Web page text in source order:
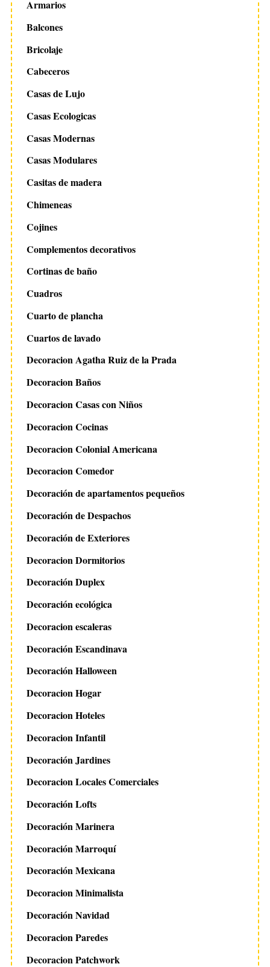
Armarios
Balcones
Bricolaje
Cabeceros
Casas de Lujo
Casas Ecologicas
Casas Modernas
Casas Modulares
Casitas de madera
Chimeneas
Cojines
Complementos decorativos
Cortinas de baño
Cuadros
Cuarto de plancha
Cuartos de lavado
Decoracion Agatha Ruiz de la Prada
Decoracion Baños
Decoracion Casas con Niños
Decoracion Cocinas
Decoracion Colonial Americana
Decoracion Comedor
Decoración de apartamentos pequeños
Decoración de Despachos
Decoración de Exteriores
Decoracion Dormitorios
Decoración Duplex
Decoración ecológica
Decoracion escaleras
Decoración Escandinava
Decoración Halloween
Decoracion Hogar
Decoracion Hoteles
Decoracion Infantil
Decoración Jardines
Decoracion Locales Comerciales
Decoración Lofts
Decoración Marinera
Decoración Marroquí
Decoración Mexicana
Decoracion Minimalista
Decoración Navidad
Decoracion Paredes
Decoracion Patchwork